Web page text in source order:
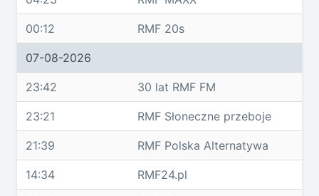
00:12 RMF 20s
07-08-2026
23:42 30 lat RMF FM
23:21 RMF Słoneczne przeboje
21:39 RMF Polska Alternatywa
14:34 RMF24.pl